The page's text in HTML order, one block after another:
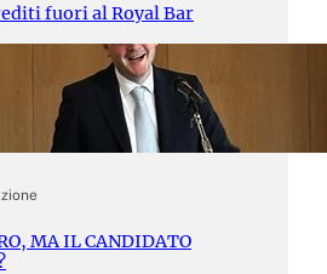
fuori al Royal Bar
MA IL CANDIDATO